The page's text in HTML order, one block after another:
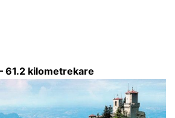
61.2 kilometrekare